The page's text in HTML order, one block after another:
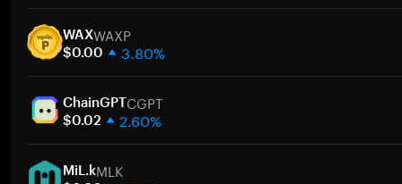
30 días
Capitalización de mercado
WAXWAXP
$0.00 3.80%
30 días
Capitalización de mercado
ChainGPTCGPT
$0.02 2.60%
30 díasMiL.kMLK